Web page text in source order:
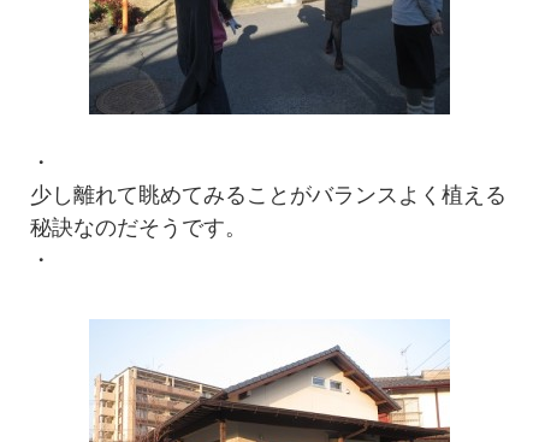
・
少し離れて眺めてみることがバランスよく植える
秘訣なのだそうです。
・